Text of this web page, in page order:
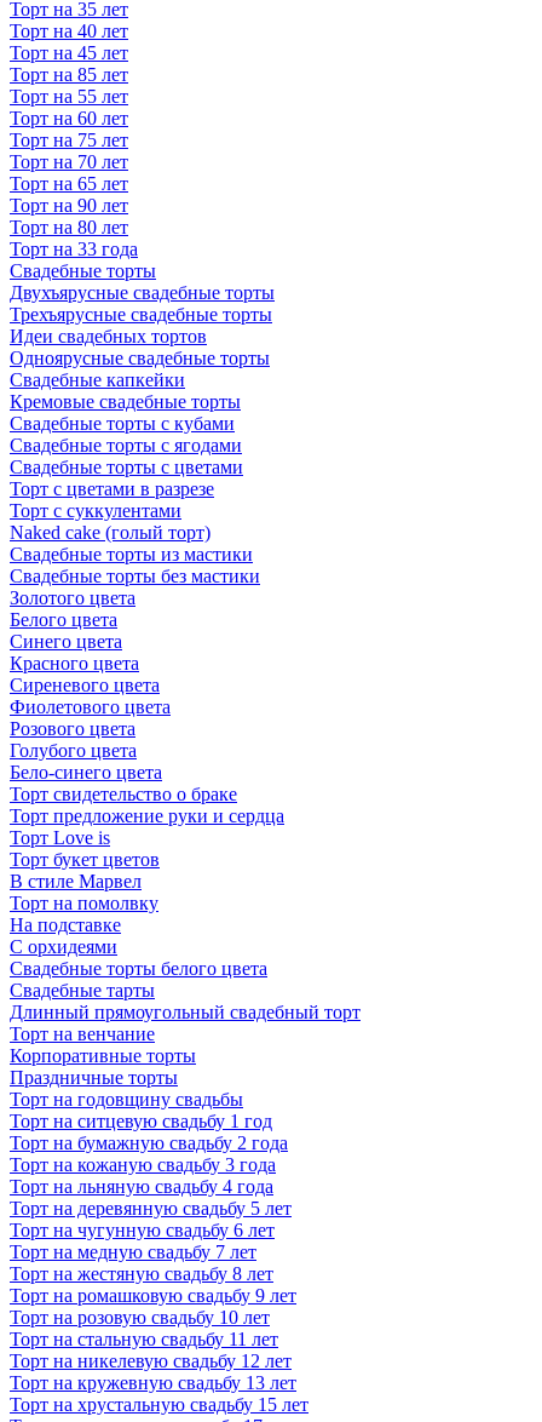
Торт на 35 лет
Торт на 40 лет
Торт на 45 лет
Торт на 85 лет
Торт на 55 лет
Торт на 60 лет
Торт на 75 лет
Торт на 70 лет
Торт на 65 лет
Торт на 90 лет
Торт на 80 лет
Торт на 33 года
Свадебные торты
Двухъярусные свадебные торты
Трехъярусные свадебные торты
Идеи свадебных тортов
Одноярусные свадебные торты
Свадебные капкейки
Кремовые свадебные торты
Свадебные торты с кубами
Свадебные торты с ягодами
Свадебные торты с цветами
Торт с цветами в разрезе
Торт с суккулентами
Naked cake (голый торт)
Свадебные торты из мастики
Свадебные торты без мастики
Золотого цвета
Белого цвета
Синего цвета
Красного цвета
Сиреневого цвета
Фиолетового цвета
Розового цвета
Голубого цвета
Бело-синего цвета
Торт свидетельство о браке
Торт предложение руки и сердца
Торт Love is
Торт букет цветов
В стиле Марвел
Торт на помолвку
На подставке
С орхидеями
Свадебные торты белого цвета
Свадебные тарты
Длинный прямоугольный свадебный торт
Торт на венчание
Корпоративные торты
Праздничные торты
Торт на годовщину свадьбы
Торт на ситцевую свадьбу 1 год
Торт на бумажную свадьбу 2 года
Торт на кожаную свадьбу 3 года
Торт на льняную свадьбу 4 года
Торт на деревянную свадьбу 5 лет
Торт на чугунную свадьбу 6 лет
Торт на медную свадьбу 7 лет
Торт на жестяную свадьбу 8 лет
Торт на ромашковую свадьбу 9 лет
Торт на розовую свадьбу 10 лет
Торт на стальную свадьбу 11 лет
Торт на никелевую свадьбу 12 лет
Торт на кружевную свадьбу 13 лет
Торт на хрустальную свадьбу 15 лет